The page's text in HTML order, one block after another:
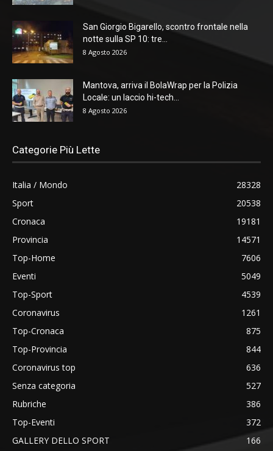
San Giorgio Bigarello, scontro frontale nella
notte sulla SP 10: tre...
8 Agosto 2026
Mantova, arriva il BolaWrap per la Polizia
Locale: un laccio hi-tech...
8 Agosto 2026
Categorie Più Lette
Italia / Mondo
28328
Sport
20538
Cronaca
19181
Provincia
14571
Top-Home
7606
Eventi
5049
Top-Sport
4539
Coronavirus
1261
Top-Cronaca
875
Top-Provincia
844
Coronavirus top
636
Senza categoria
527
Rubriche
386
Top-Eventi
372
GALLERY DELLO SPORT
166